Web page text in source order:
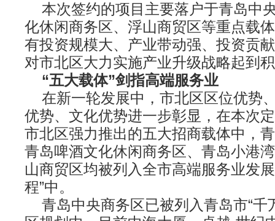
本次签约的项目主要落户于青岛中
化休闲商务区、浮山商贸区等重点载
有投资规模大、产业带动强、投资贡
对市北区大力实施产业升级战略起到
“五大载体”剑指高端服务业
在新一轮发展中，市北区区位优势
优势、文化优势进一步彰显，在本次
市北区强力推出的五大招商载体中，
青岛啤酒文化休闲商务区、青岛小港
山商贸区均被列入全市高端服务业发
程”中。
青岛中央商务区已被列入青岛市“千